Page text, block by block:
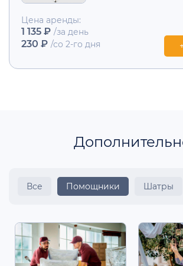
Цена аренды:
1 135 ₽ /за день
230 ₽ /со 2-го дня
Все Помощники Шатры